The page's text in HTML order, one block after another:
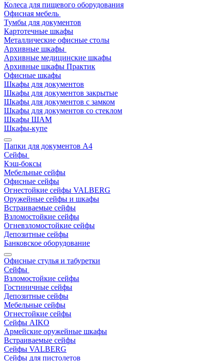
Колеса для пищевого оборудования
Офисная мебель
Тумбы для документов
Картотечные шкафы
Металлические офисные столы
Архивные шкафы
Архивные медицинские шкафы
Архивные шкафы Практик
Офисные шкафы
Шкафы для документов
Шкафы для документов закрытые
Шкафы для документов с замком
Шкафы для документов со стеклом
Шкафы ШАМ
Шкафы-купе
Папки для документов A4
Сейфы
Кэш-боксы
Мебельные сейфы
Офисные сейфы
Огнестойкие сейфы VALBERG
Оружейные сейфы и шкафы
Встраиваемые сейфы
Взломостойкие сейфы
Огневзломостойкие сейфы
Депозитные сейфы
Банковское оборудование
Офисные стулья и табуретки
Сейфы
Взломостойкие сейфы
Гостиничные сейфы
Депозитные сейфы
Мебельные сейфы
Огнестойкие сейфы
Сейфы AIKO
Армейские оружейные шкафы
Встраиваемые сейфы
Сейфы VALBERG
Сейфы для пистолетов